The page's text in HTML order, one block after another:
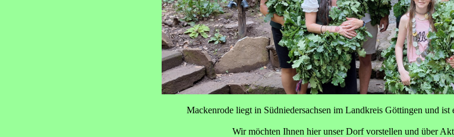
Mackenrode liegt in Südniedersachsen im Landkreis Göttingen und
Wir möchten Ihnen hier unser Dorf vorstellen und über